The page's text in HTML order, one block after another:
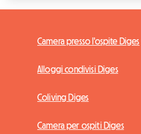
Camera presso l'ospite Diges
Alloggi condivisi Diges
Coliving Diges
Camera per ospiti Diges